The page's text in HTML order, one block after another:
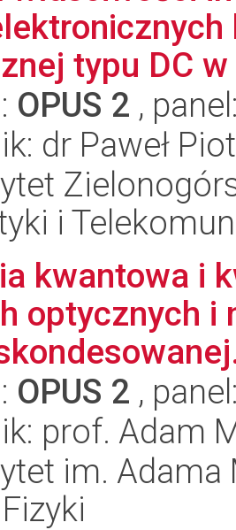
typu DC
OPUS 2 ,
dr Paweł
i
kwantowa i
optycznych i
OPUS 2 ,
prof. Adam
im.